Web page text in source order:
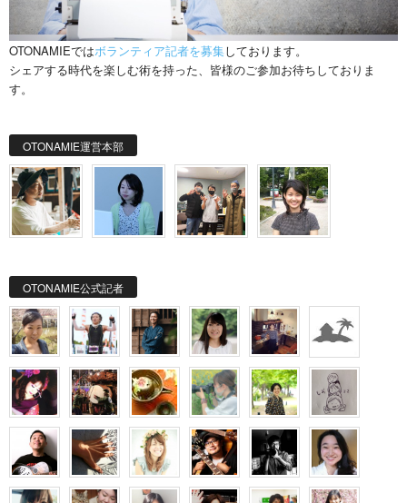
OTONAMIEではボランティア記者を募集しております。
シェアする時代を楽しむ術を持った、皆様のご参加お待ちしておりま
す。
OTONAMIE運営本部
OTONAMIE公式記者